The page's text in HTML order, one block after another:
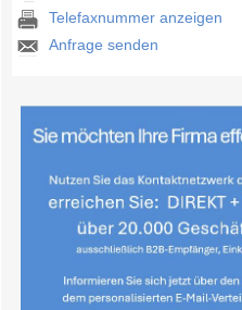
Telefaxnummer anzeigen
Anfrage senden